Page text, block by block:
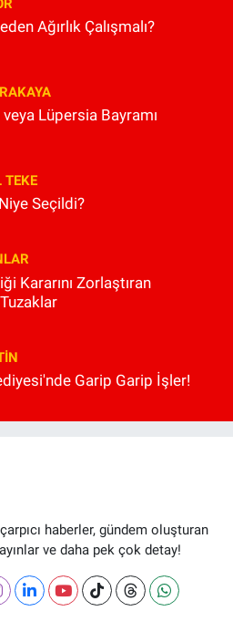
Ağırlık Çalışmalı?
Lüpersia Bayramı
TEKE
Seçildi?
Kararını Zorlaştıran
Garip Garip İşler!
haberler, gündem oluşturan
ve daha pek çok detay!